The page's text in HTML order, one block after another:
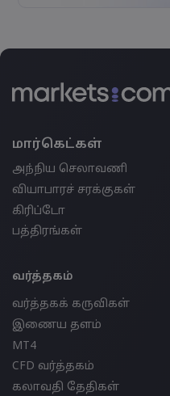
மார்கெட்கள்
அந்நிய செலாவணி
வியாபாரச் சரக்குகள்
கிரிப்டோ
பத்திரங்கள்
வர்த்தகம்
வர்த்தகக் கருவிகள்
இணைய தளம்
MT4
CFD வர்த்தகம்
கலாவதி தேதிகள்